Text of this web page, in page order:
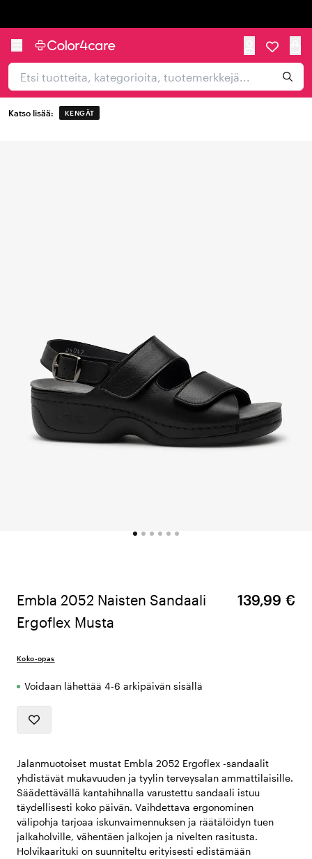
Katso lisää: KENGÄT
Embla 2052 Naisten Sandaali
Ergoflex Musta
139,99 €
Koko-opas
Voidaan lähettää 4-6 arkipäivän sisällä
Jalanmuotoiset mustat Embla 2052 Ergoflex -sandaalit
yhdistävät mukavuuden ja tyylin terveysalan ammattilaisille.
Säädettävällä kantahihnalla varustettu sandaali istuu
täydellisesti koko päivän. Vaihdettava ergonominen
välipohja tarjoaa iskunvaimennuksen ja räätälöidyn tuen
jalkaholville, vähentäen jalkojen ja nivelten rasitusta.
Holvikaarituki on suunniteltu erityisesti edistämään